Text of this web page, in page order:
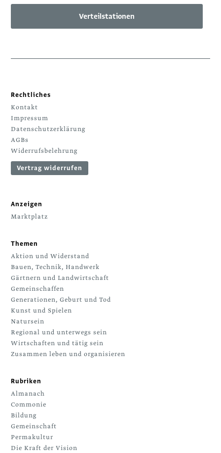
Verteilstationen
Rechtliches
Kontakt
Impressum
Datenschutzerklärung
AGBs
Widerrufsbelehrung
Vertrag widerrufen
Anzeigen
Marktplatz
Themen
Aktion und Widerstand
Bauen, Technik, Handwerk
Gärtnern und Landwirtschaft
Gemeinschaffen
Generationen, Geburt und Tod
Kunst und Spielen
Natursein
Regional und unterwegs sein
Wirtschaften und tätig sein
Zusammen leben und organisieren
Rubriken
Almanach
Commonie
Bildung
Gemeinschaft
Permakultur
Die Kraft der Vision